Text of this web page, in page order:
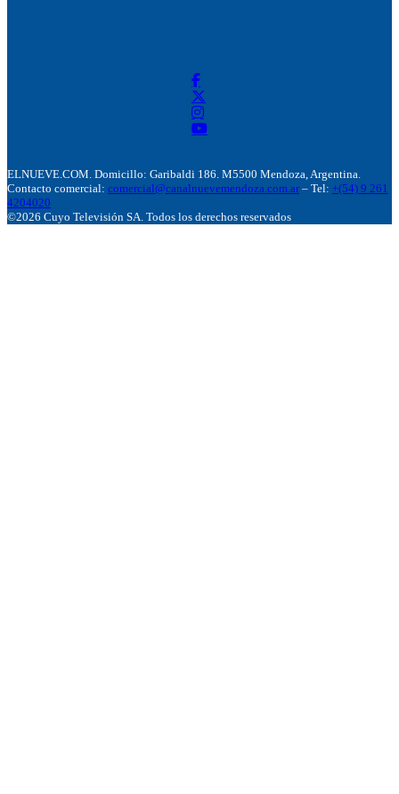
ELNUEVE.COM. Domicillo: Garibaldi 186. M5500 Mendoza, Argentina.
Contacto comercial: comercial@canalnuevemendoza.com.ar – Tel: +(54) 9 261
4204020
©2026 Cuyo Televisión SA. Todos los derechos reservados